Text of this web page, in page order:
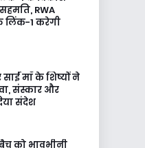
RWA
लिंक-1 करेगी
साईं माँ के शिष्यों ने
संस्कार और
संदेश
को भावभीनी